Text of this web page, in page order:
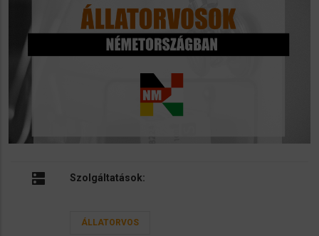
dns Szolgáltatások:
ÁLLATORVOS